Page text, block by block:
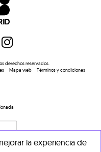
derechos reservados.
Mapa web Términos y condiciones
la experiencia de